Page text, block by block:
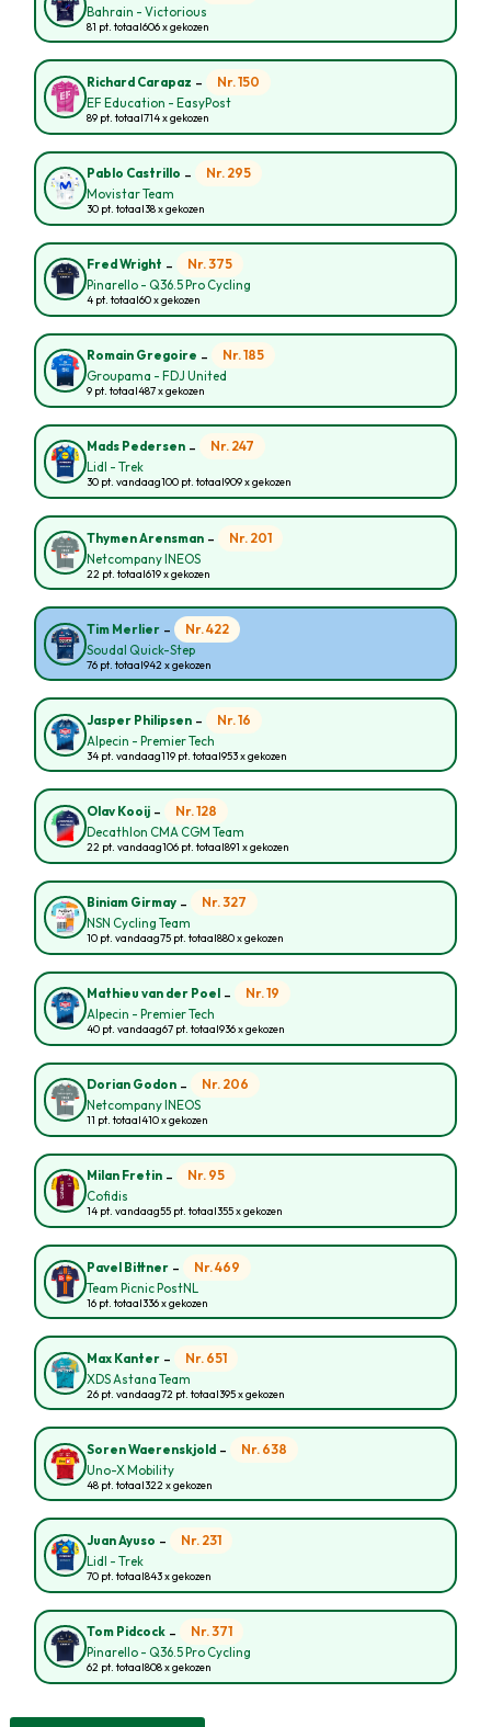
Bahrain - Victorious
81 pt. totaal606 x gekozen
Richard Carapaz - Nr. 150
EF Education - EasyPost
89 pt. totaal714 x gekozen
Pablo Castrillo - Nr. 295
Movistar Team
30 pt. totaal38 x gekozen
Fred Wright - Nr. 375
Pinarello - Q36.5 Pro Cycling
4 pt. totaal60 x gekozen
Romain Gregoire - Nr. 185
Groupama - FDJ United
9 pt. totaal487 x gekozen
Mads Pedersen - Nr. 247
Lidl - Trek
30 pt. vandaag100 pt. totaal909 x gekozen
Thymen Arensman - Nr. 201
Netcompany INEOS
22 pt. totaal619 x gekozen
Tim Merlier - Nr. 422
Soudal Quick-Step
76 pt. totaal942 x gekozen
Jasper Philipsen - Nr. 16
Alpecin - Premier Tech
34 pt. vandaag119 pt. totaal953 x gekozen
Olav Kooij - Nr. 128
Decathlon CMA CGM Team
22 pt. vandaag106 pt. totaal891 x gekozen
Biniam Girmay - Nr. 327
NSN Cycling Team
10 pt. vandaag75 pt. totaal880 x gekozen
Mathieu van der Poel - Nr. 19
Alpecin - Premier Tech
40 pt. vandaag67 pt. totaal936 x gekozen
Dorian Godon - Nr. 206
Netcompany INEOS
11 pt. totaal410 x gekozen
Milan Fretin - Nr. 95
Cofidis
14 pt. vandaag55 pt. totaal355 x gekozen
Pavel Bittner - Nr. 469
Team Picnic PostNL
16 pt. totaal336 x gekozen
Max Kanter - Nr. 651
XDS Astana Team
26 pt. vandaag72 pt. totaal395 x gekozen
Soren Waerenskjold - Nr. 638
Uno-X Mobility
48 pt. totaal322 x gekozen
Juan Ayuso - Nr. 231
Lidl - Trek
70 pt. totaal843 x gekozen
Tom Pidcock - Nr. 371
Pinarello - Q36.5 Pro Cycling
62 pt. totaal808 x gekozen